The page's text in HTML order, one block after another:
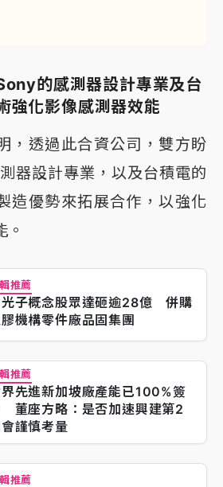
的感測器設計專業及台
強化影像感測器效能
，透過此合資公司，雙方盼
器設計專業，以及台積電的
造優勢來拓展合作，以強化
推薦
子概念股眾達砸逾28億 併購
機構零件廠品固集團
推薦
先進新加坡廠產能已100%簽
董座方略：是否加速興建第2
謹慎考量
推薦